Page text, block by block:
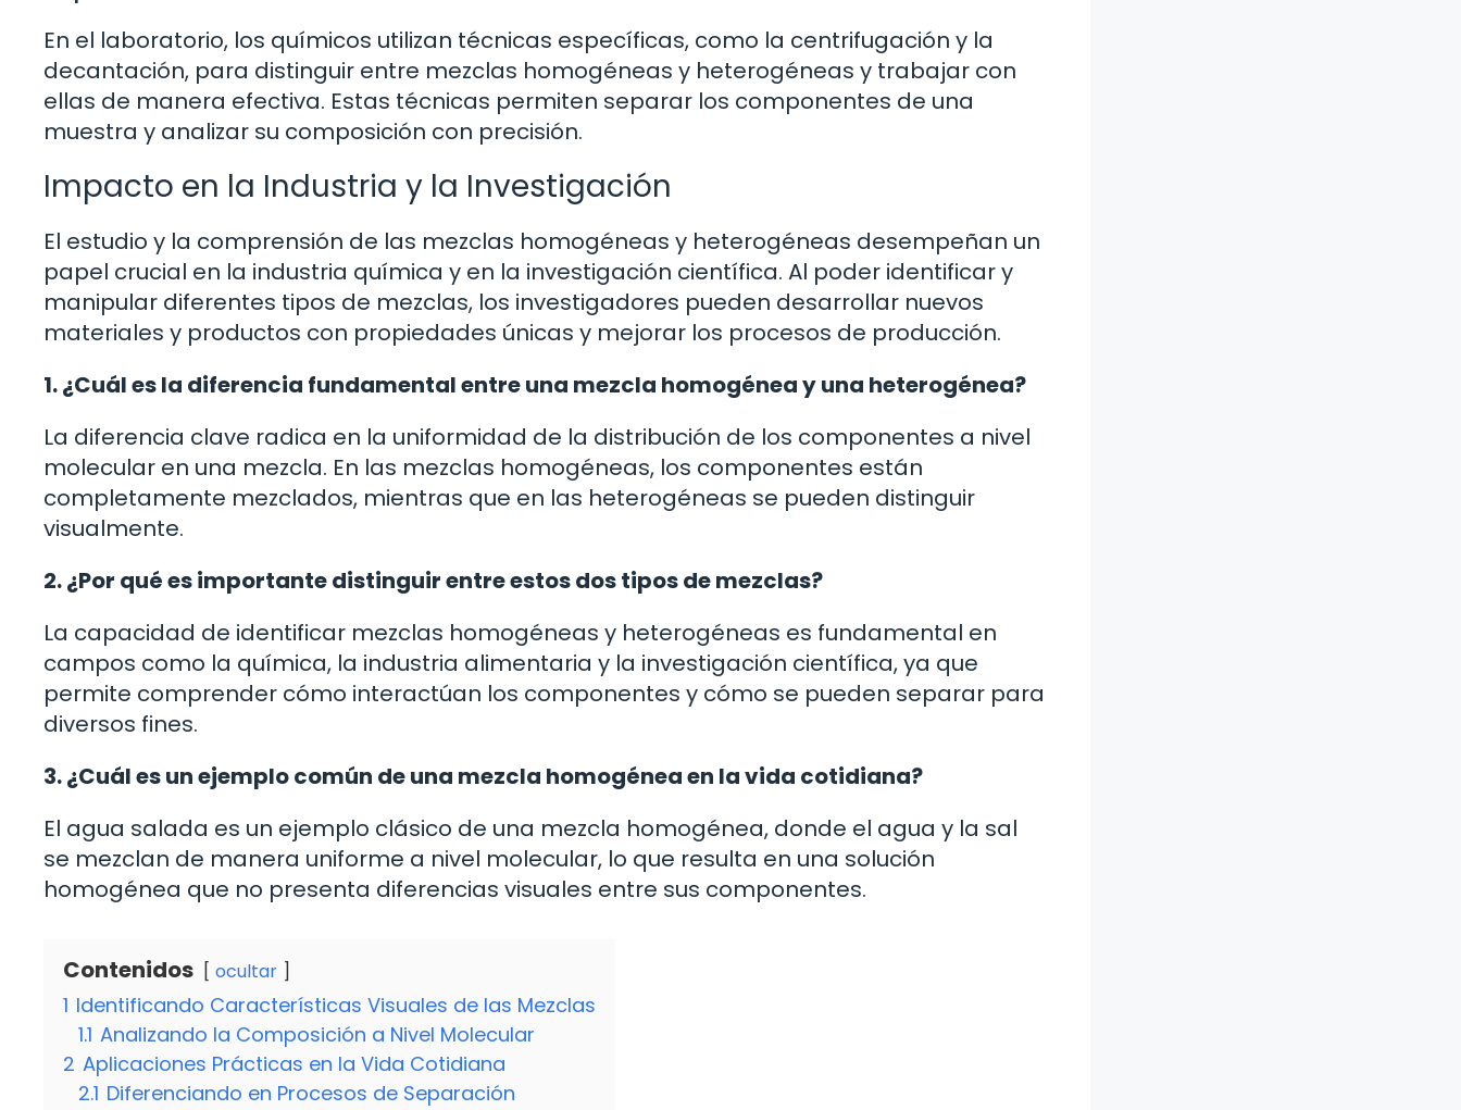
En el laboratorio, los químicos utilizan técnicas específicas, como la centrifugación y la
decantación, para distinguir entre mezclas homogéneas y heterogéneas y trabajar con
ellas de manera efectiva. Estas técnicas permiten separar los componentes de una
muestra y analizar su composición con precisión.
Impacto en la Industria y la Investigación
El estudio y la comprensión de las mezclas homogéneas y heterogéneas desempeñan un
papel crucial en la industria química y en la investigación científica. Al poder identificar y
manipular diferentes tipos de mezclas, los investigadores pueden desarrollar nuevos
materiales y productos con propiedades únicas y mejorar los procesos de producción.
1. ¿Cuál es la diferencia fundamental entre una mezcla homogénea y una heterogénea?
La diferencia clave radica en la uniformidad de la distribución de los componentes a nivel
molecular en una mezcla. En las mezclas homogéneas, los componentes están
completamente mezclados, mientras que en las heterogéneas se pueden distinguir
visualmente.
2. ¿Por qué es importante distinguir entre estos dos tipos de mezclas?
La capacidad de identificar mezclas homogéneas y heterogéneas es fundamental en
campos como la química, la industria alimentaria y la investigación científica, ya que
permite comprender cómo interactúan los componentes y cómo se pueden separar para
diversos fines.
3. ¿Cuál es un ejemplo común de una mezcla homogénea en la vida cotidiana?
El agua salada es un ejemplo clásico de una mezcla homogénea, donde el agua y la sal
se mezclan de manera uniforme a nivel molecular, lo que resulta en una solución
homogénea que no presenta diferencias visuales entre sus componentes.
Contenidos ocultar
1 Identificando Características Visuales de las Mezclas
1.1 Analizando la Composición a Nivel Molecular
2 Aplicaciones Prácticas en la Vida Cotidiana
2.1 Diferenciando en Procesos de Separación